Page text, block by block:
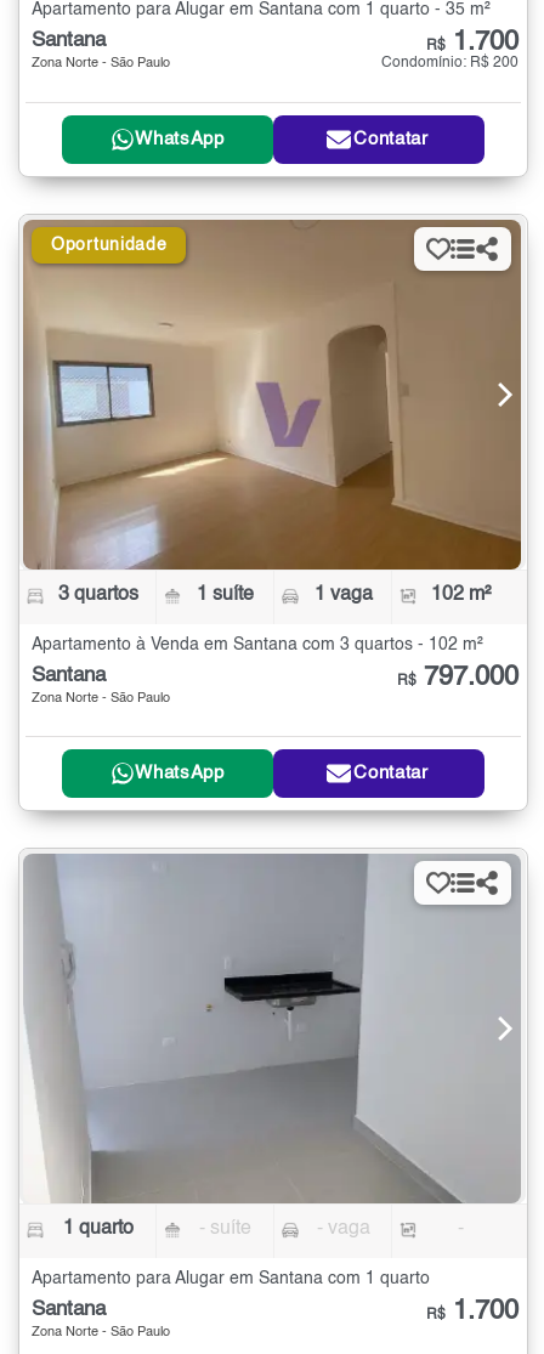
Apartamento para Alugar em Santana com 1 quarto - 35 m²
Santana
Zona Norte - São Paulo
R$ 1.700
Condomínio: R$ 200
WhatsApp Contatar
Oportunidade
3 quartos 1 suíte 1 vaga 102 m²
Apartamento à Venda em Santana com 3 quartos - 102 m²
Santana
Zona Norte - São Paulo
R$ 797.000
WhatsApp Contatar
1 quarto - suíte - vaga -
Apartamento para Alugar em Santana com 1 quarto
Santana
Zona Norte - São Paulo
R$ 1.700